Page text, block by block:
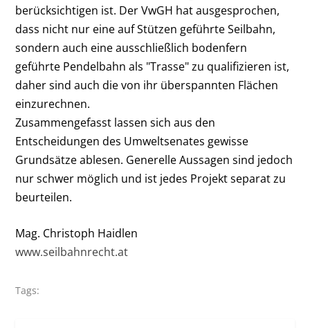
berücksichtigen ist. Der VwGH hat ausgesprochen,
dass nicht nur eine auf Stützen geführte Seilbahn,
sondern auch eine ausschließlich bodenfern
geführte Pendelbahn als "Trasse" zu qualifizieren ist,
daher sind auch die von ihr überspannten Flächen
einzurechnen.
Zusammengefasst lassen sich aus den
Entscheidungen des Umweltsenates gewisse
Grundsätze ablesen. Generelle Aussagen sind jedoch
nur schwer möglich und ist jedes Projekt separat zu
beurteilen.
Mag. Christoph Haidlen
www.seilbahnrecht.at
Tags: